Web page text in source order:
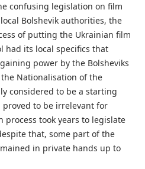
confusing legislation on film
Bolshevik authorities, the
of putting the Ukrainian film
had its local specifics that
power by the Bolsheviks
the Nationalisation of the
considered to be a starting
to be irrelevant for
process took years to legislate
that, some part of the
in private hands up to